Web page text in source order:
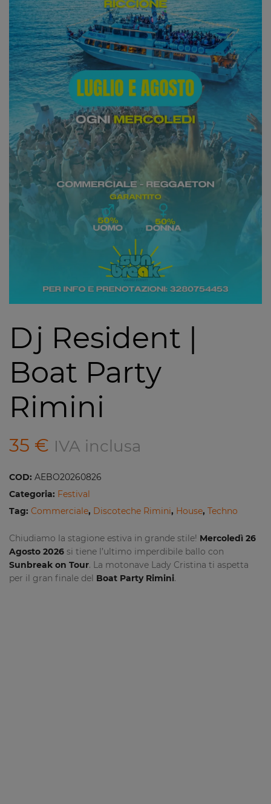
Dj Resident |
Boat Party
Rimini
35 € IVA inclusa
COD: AEBO20260826
Categoria: Festival
Tag: Commerciale, Discoteche Rimini, House, Techno
Chiudiamo la stagione estiva in grande stile! Mercoledì 26
Agosto 2026 si tiene l’ultimo imperdibile ballo con
Sunbreak on Tour. La motonave Lady Cristina ti aspetta
per il gran finale del Boat Party Rimini.